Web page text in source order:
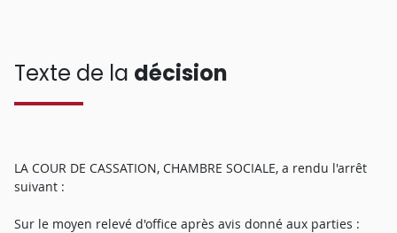
Texte de la décision
LA COUR DE CASSATION, CHAMBRE SOCIALE, a rendu l'arrêt
suivant :
Sur le moyen relevé d'office après avis donné aux parties :